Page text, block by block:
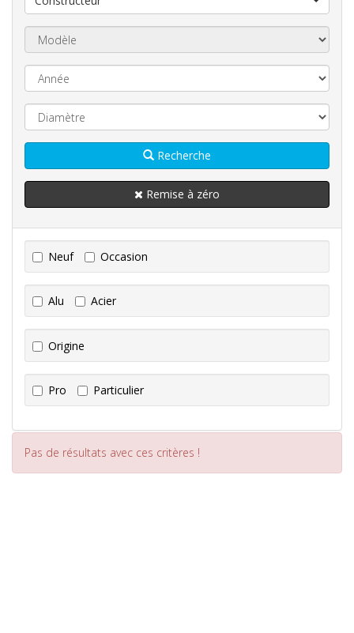
Recherche
Remise à zéro
Neuf Occasion
Alu Acier
Origine
Pro Particulier
Pas de résultats avec ces critères !